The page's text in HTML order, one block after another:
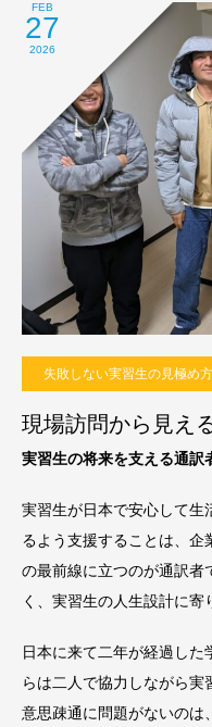
FEB
27
2026
失敗しない実習生の見極め方
現場訪問から見え
実習生の将来を支える通訳
実習生が日本で安心して生
るよう支援することは、
の最前線に立つのが通訳者
く、実習生の人生設計に寄
日本に来て二年が経過し
らは二人で協力しながら
意思疎通に問題がないのは